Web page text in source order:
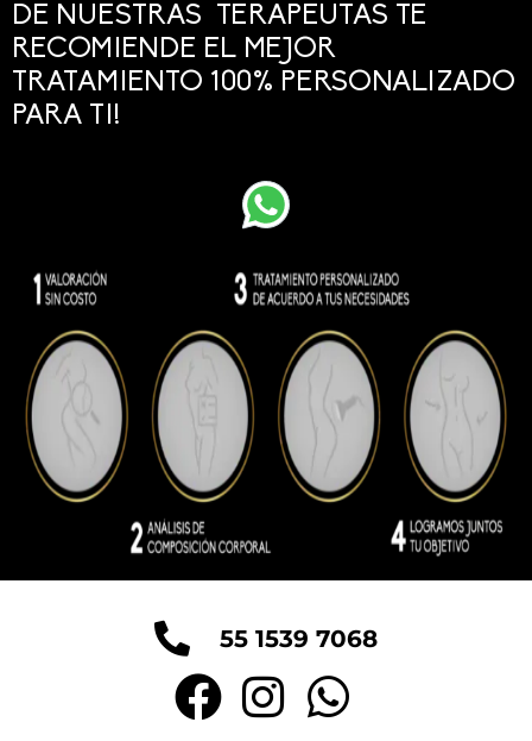
DE NUESTRAS TERAPEUTAS TE
RECOMIENDE EL MEJOR
TRATAMIENTO 100% PERSONALIZADO
PARA TI!
55 1539 7068